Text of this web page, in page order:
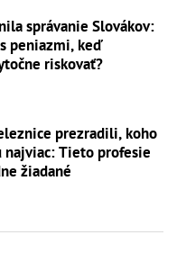
správanie Slovákov:
peniazmi, keď
riskovať?
prezradili, koho
najviac: Tieto profesie
žiadané